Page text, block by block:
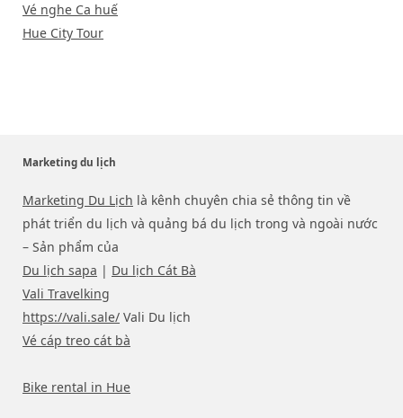
Vé nghe Ca huế
Hue City Tour
Marketing du lịch
Marketing Du Lịch là kênh chuyên chia sẻ thông tin về
phát triển du lịch và quảng bá du lịch trong và ngoài nước
– Sản phẩm của
Du lịch sapa | Du lịch Cát Bà
Vali Travelking
https://vali.sale/ Vali Du lịch
Vé cáp treo cát bà
Bike rental in Hue